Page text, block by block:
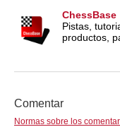
ChessBase
Pistas,
productos,
Comentar
Normas sobre los